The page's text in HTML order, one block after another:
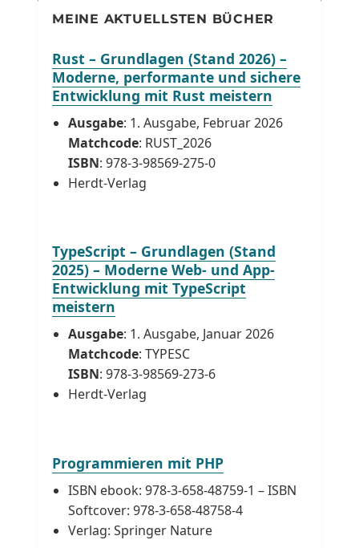
MEINE AKTUELLSTEN BÜCHER
Rust – Grundlagen (Stand 2026) –
Moderne, performante und sichere
Entwicklung mit Rust meistern
Ausgabe: 1. Ausgabe, Februar 2026
Matchcode: RUST_2026
ISBN: 978-3-98569-275-0
Herdt-Verlag
TypeScript – Grundlagen (Stand
2025) – Moderne Web- und App-
Entwicklung mit TypeScript
meistern
Ausgabe: 1. Ausgabe, Januar 2026
Matchcode: TYPESC
ISBN: 978-3-98569-273-6
Herdt-Verlag
Programmieren mit PHP
ISBN ebook: 978-3-658-48759-1 – ISBN
Softcover: 978-3-658-48758-4
Verlag: Springer Nature